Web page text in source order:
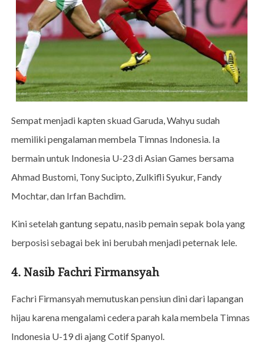
Sempat menjadi kapten skuad Garuda, Wahyu sudah
memiliki pengalaman membela Timnas Indonesia. Ia
bermain untuk Indonesia U-23 di Asian Games bersama
Ahmad Bustomi, Tony Sucipto, Zulkifli Syukur, Fandy
Mochtar, dan Irfan Bachdim.
Kini setelah gantung sepatu, nasib pemain sepak bola yang
berposisi sebagai bek ini berubah menjadi peternak lele.
4. Nasib Fachri Firmansyah
Fachri Firmansyah memutuskan pensiun dini dari lapangan
hijau karena mengalami cedera parah kala membela Timnas
Indonesia U-19 di ajang Cotif Spanyol.